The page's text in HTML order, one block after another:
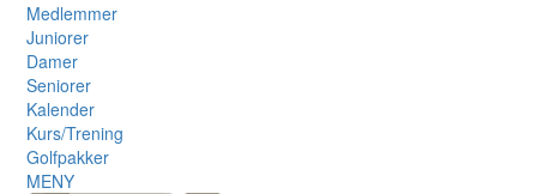
Medlemmer
Juniorer
Damer
Seniorer
Kalender
Kurs/Trening
Golfpakker
MENY